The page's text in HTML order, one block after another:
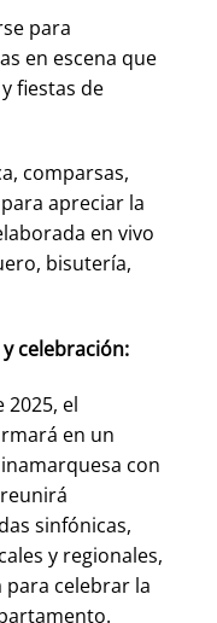
para
en escena que
fiestas de
comparsas,
apreciar la
en vivo
bisutería,
celebración:
2025, el
en un
con
sinfónicas,
y regionales,
celebrar la